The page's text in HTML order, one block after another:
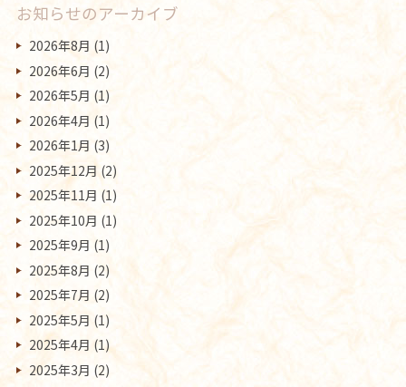
お知らせのアーカイブ
2026年8月 (1)
2026年6月 (2)
2026年5月 (1)
2026年4月 (1)
2026年1月 (3)
2025年12月 (2)
2025年11月 (1)
2025年10月 (1)
2025年9月 (1)
2025年8月 (2)
2025年7月 (2)
2025年5月 (1)
2025年4月 (1)
2025年3月 (2)